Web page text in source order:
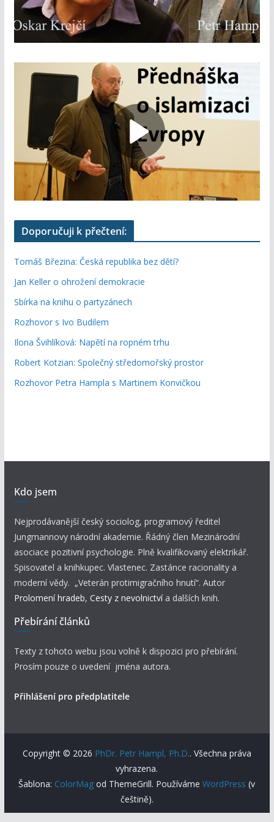
Doporučuji k přečtení:
Tomáš Březina: Česká republika bez dětí?
Jan Keller o ohrožení demokracie
Sbírka na knihu o partyzánech
Rozhovor s Ivo Budilem
Ilona Švihlíková: Napětí na ropném trhu
Robert Kotzian: Společný středomořský prostor
Rozhovor Petra Hampla s Martinem Konvičkou
Kdo jsem
Nejprodávanější český sociolog, programový ředitel
Jungmannovy národní akademie. Řádný člen Mezinárodní
asociace pozitivní psychologie. Plně kvalifikovaný elektrikář.
Spisovatel a knihkupec. Vlastenec. Zastánce racionality a
moderní vědy. „Veterán protimigračního hnutí“. Autor
Prolomení hradeb, Cesty z nevolnictví a dalších knih.
Přebírání článků
Texty z tohoto webu jsou volně k dispozici pro přebírání.
Prosím pouze o uvedení jména autora.
Přihlášení pro předplatitele
Copyright © 2026 PhDr. Petr Hampl, Ph.D.. Všechna práva
vyhrazena.
Šablona: ColorMag od ThemeGrill. PoužívámeWordPress (v
češtině).